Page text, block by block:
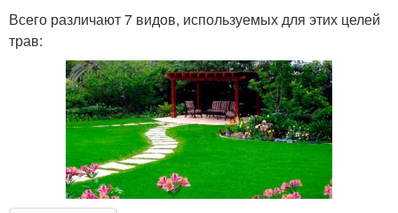
Всего различают 7 видов, используемых для этих целей
трав: